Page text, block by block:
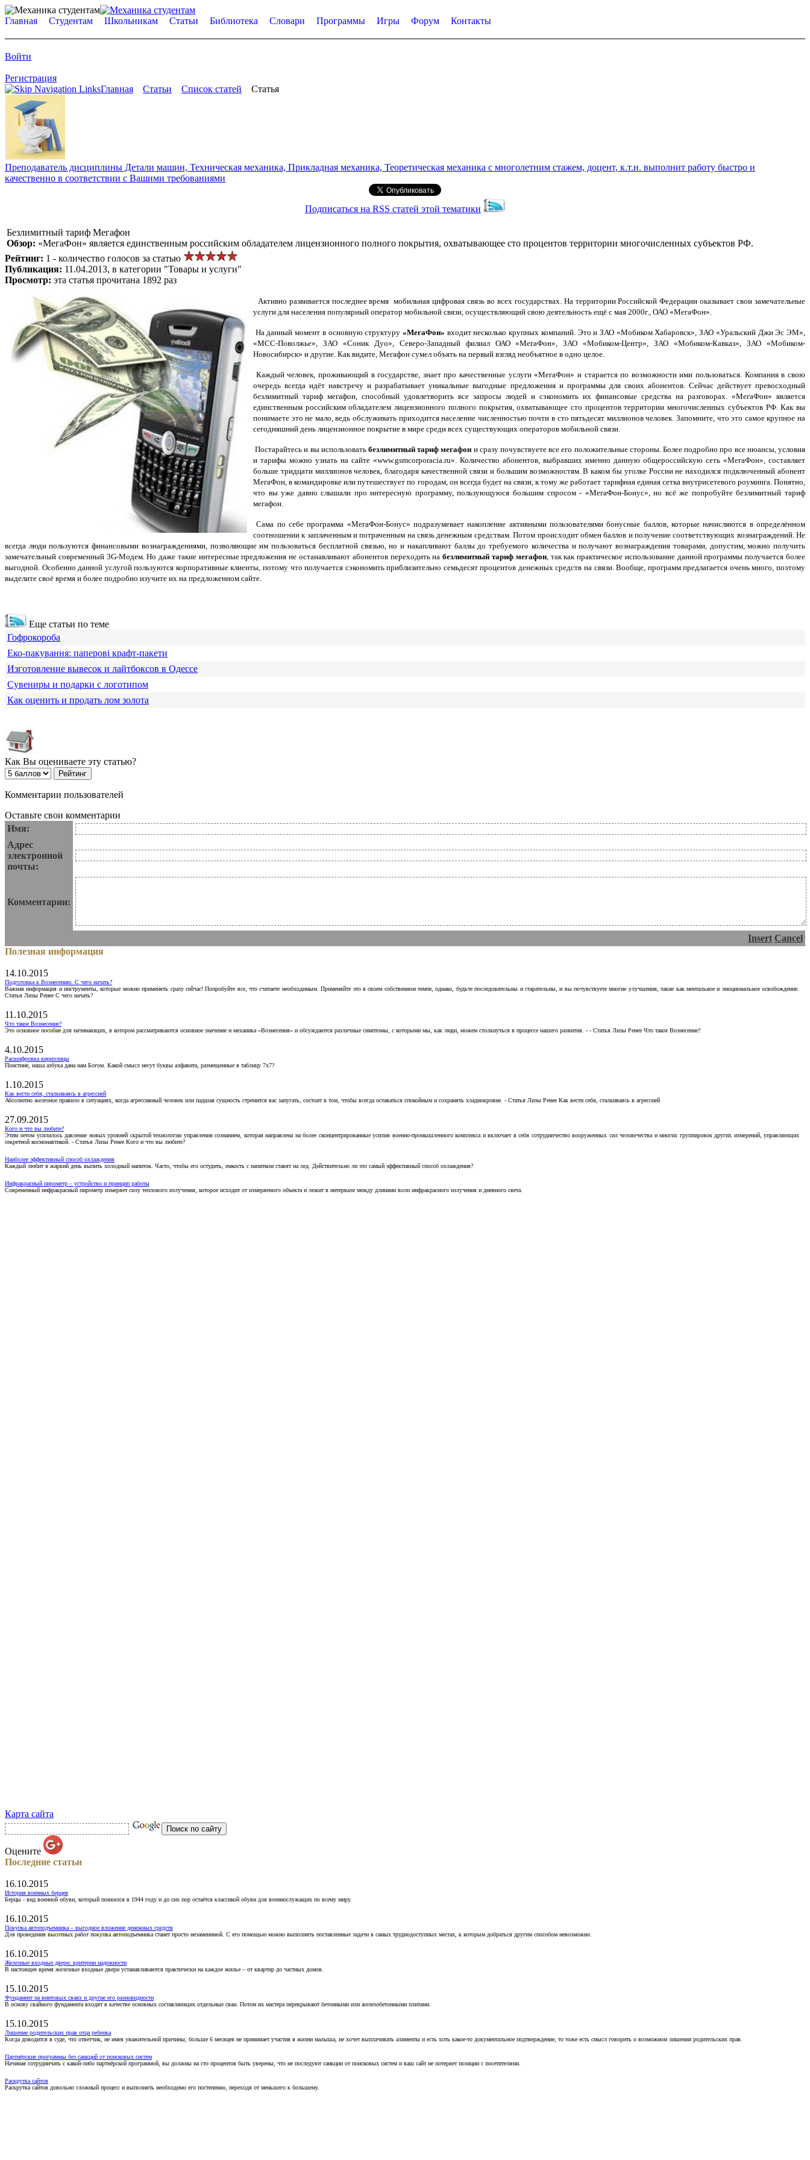
Главная Студентам Школьникам Статьи Библиотека Словари Программы Игры Форум Контакты
Войти
Регистрация
Главная
Статьи Список статей Статья
Преподаватель дисциплины Детали машин, Техническая механика, Прикладная механика, Теоретическая механика с многолетним стажем, доцент, к.т.н. выполнит работу быстро и
качественно в соответствии с Вашими требованиями
Подписаться на RSS статей этой тематики
Безлимитный тариф Мегафон
Обзор: «МегаФон» является единственным российским обладателем лицензионного полного покрытия, охватывающее сто процентов территории многочисленных субъектов РФ.
Рейтинг: 1 - количество голосов за статью
Публикация: 11.04.2013, в категории "Товары и услуги"
Просмотр: эта статья прочитана 1892 раз
Активно развивается последнее время мобильная цифровая связь во всех государствах. На территории Российской Федерации оказывает свои замечательные
услуги для населения популярный оператор мобильной связи, осуществляющий свою деятельность ещё с мая 2000г., ОАО «МегаФон».
На данный момент в основную структуру «МегаФон» входит несколько крупных компаний. Это и ЗАО «Мобиком Хабаровск», ЗАО «Уральский Джи Эс ЭМ»,
«МСС-Поволжье», ЗАО «Соник Дуо», Северо-Западный филиал ОАО «МегаФон», ЗАО «Мобиком-Центр», ЗАО «Мобиком-Кавказ», ЗАО «Мобиком-
Новосибирск» и другие. Как видите, Мегафон сумел объять на первый взгляд необъятное в одно целое.
Каждый человек, проживающий в государстве, знает про качественные услуги «МегаФон» и старается по возможности ими пользоваться. Компания в свою
очередь всегда идёт навстречу и разрабатывает уникальные выгодные предложения и программы для своих абонентов. Сейчас действует превосходный
безлимитный тариф мегафон, способный удовлетворить все запросы людей и сэкономить их финансовые средства на разговорах. «МегаФон» является
единственным российским обладателем лицензионного полного покрытия, охватывающее сто процентов территории многочисленных субъектов РФ. Как вы
понимаете это не мало, ведь обслуживать приходится население численностью почти в сто пятьдесят миллионов человек. Запомните, что это самое крупное на
сегодняшний день лицензионное покрытие в мире среди всех существующих операторов мобильной связи.
Постарайтесь и вы использовать безлимитный тариф мегафон и сразу почувствуете все его положительные стороны. Более подробно про все нюансы, условия
и тарифы можно узнать на сайте «www.gsmcorporacia.ru». Количество абонентов, выбравших именно данную общероссийскую сеть «МегаФон», составляет
больше тридцати миллионов человек, благодаря качественной связи и большим возможностям. В каком бы уголке России не находился подключенный абонент
МегаФон, в командировке или путешествует по городам, он всегда будет на связи, к тому же работает тарифная единая сетка внутрисетевого роуминга. Понятно,
что вы уже давно слышали про интересную программу, пользующуюся большим спросом - «МегаФон-Бонус», но всё же попробуйте безлимитный тариф
мегафон.
Сама по себе программа «МегаФон-Бонус» подразумевает накопление активными пользователями бонусные баллов, которые начисляются в определённом
соотношении к заплаченным и потраченным на связь денежным средствам. Потом происходит обмен баллов и получение соответствующих вознаграждений. Не
всегда люди пользуются финансовыми вознаграждениями, позволяющие им пользоваться бесплатной связью, но и накапливают баллы до требуемого количества и получают вознаграждения товарами, допустим, можно получить
замечательный современный 3G-Модем. Но даже такие интересные предложения не останавливают абонентов переходить набезлимитный тариф мегафон, так как практическое использование данной программы получается более
выгодной. Особенно данной услугой пользуются корпоративные клиенты, потому что получается сэкономить приблизительно семьдесят процентов денежных средств на связи. Вообще, программ предлагается очень много, поэтому
выделите своё время и более подробно изучите их на предложенном сайте.
Еще статьи по теме
Гофрокороба
Еко-пакування: паперові крафт-пакети
Изготовление вывесок и лайтбоксов в Одессе
Сувениры и подарки с логотипом
Как оценить и продать лом золота
Как Вы оцениваете эту статью?
Комментарии пользователей
Оставьте свои комментарии
Имя:
Адрес
электронной
почты:
Комментарии:
Insert Cancel
Полезная информация
14.10.2015
Подготовка к Вознесению. С чего начать?
Важная информация и инструменты, которые можно применять сразу сейчас! Попробуйте все, что считаете необходимым. Применяйте это в своем собственном темпе, однако, будьте последовательны и старательны, и вы почувствуете многие улучшения, такие как ментальное и эмоциональное освобождение.
Статья Лизы Ренее С чего начать?
11.10.2015
Что такое Вознесение?
Это основное пособие для начинающих, в котором рассматриваются основное значение и механика «Вознесения» и обсуждаются различные симптомы, с которыми мы, как люди, можем столкнуться в процессе нашего развития. - - Статья Лизы Ренее Что такое Вознесение?
4.10.2015
Расшифровка кириллицы
Поистине, наша азбука дана нам Богом. Какой смысл несут буквы алфавита, размещенные в таблицу 7х7?
1.10.2015
Как вести себя, сталкиваясь в агрессией
Абсолютно железное правило в ситуациях, когда агрессивный человек или падшая сущность стремится вас запугать, состоит в том, чтобы всегда оставаться спокойным и сохранять хладнокровие. - Статья Лизы Ренее Как вести себя, сталкиваясь в агрессией
27.09.2015
Кого и что вы любите?
Этим летом усилилось давление новых уровней скрытой технологии управления сознанием, которая направлена на более сконцентрированные усилия военно-промышленного комплекса и включает в себя сотрудничество вооруженных сил человечества и многих группировок других измерений, управляющих
секретной космонавтикой. - Статья Лизы Ренее Кого и что вы любите?
Наиболее эффективный способ охлаждения
Каждый любит в жаркий день выпить холодный напиток. Часто, чтобы его остудить, емкость с напитком ставят на лед. Действительно ли это самый эффективный способ охлаждения?
Инфракрасный пирометр – устройство и принцип работы
Современный инфракрасный пирометр измеряет силу теплового излучения, которое исходит от измеряемого объекта и лежит в интервале между длинами волн инфракрасного излучения и дневного света.
Карта сайта
Оцените
Последние статьи
16.10.2015
История военных берцев
Берцы - вид военной обуви, который появился в 1944 году и до сих пор остаётся классикой обуви для военнослужащих по всему миру.
16.10.2015
Покупка автоподъемника – выгодное вложение денежных средств
Для проведения высотных работ покупка автоподъемника станет просто незаменимой. С его помощью можно выполнять поставленные задачи в самых труднодоступных местах, к которым добраться другим способом невозможно.
16.10.2015
Железные входные двери: критерии надежности
В настоящее время железные входные двери устанавливаются практически на каждое жилье – от квартир до частных домов.
15.10.2015
Фундамент на винтовых сваях и другие его разновидности
В основу свайного фундамента входят в качестве основных составляющих отдельные сваи. Потом их мастера перекрывают бетонными или железобетонными плитами.
15.10.2015
Лишение родительских прав отца ребенка
Когда доводится в суде, что ответчик, не имея уважительной причины, больше 6 месяцев не принимает участия в жизни малыша, не хочет выплачивать алименты и есть хоть какое-то документальное подтверждение, то тоже есть смысл говорить о возможном лишении родительских прав.
Партнёрские программы без санкций от поисковых систем
Начиная сотрудничать с какой-либо партнёрской программой, вы должны на сто процентов быть уверены, что не последуют санкции от поисковых систем и ваш сайт не потеряет позиции с посетителями.
Раскрутка сайтов
Раскрутка сайтов довольно сложный процесс и выполнять необходимо его постепенно, переходя от меньшего к большему.